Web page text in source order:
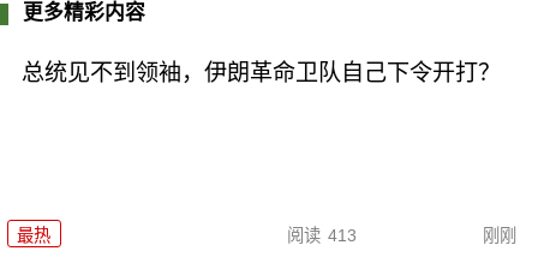
更多精彩内容
总统见不到领袖，伊朗革命卫队自己下令开打？
最热 阅读 413 刚刚